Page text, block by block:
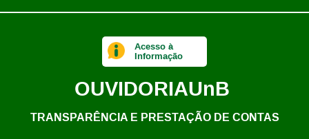
Acesso à
Informação
OUVIDORIAUnB
TRANSPARÊNCIA E PRESTAÇÃO DE CONTAS